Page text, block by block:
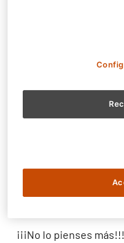
asombrosa para
pasar un día
Y recuerda que por
en
¡¡¡No lo pienses más!!!